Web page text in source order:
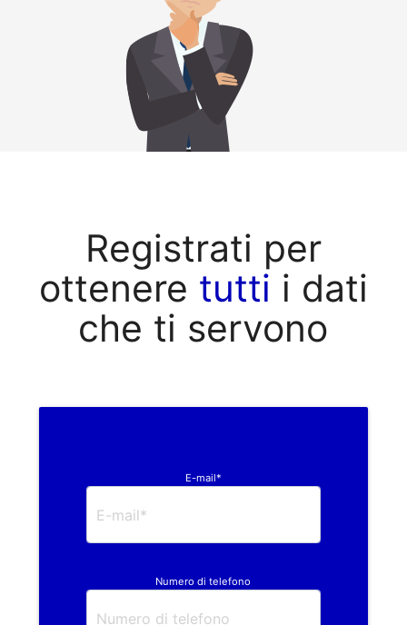
Registrati per
ottenere tutti i dati
che ti servono
E-mail*
Numero di telefono